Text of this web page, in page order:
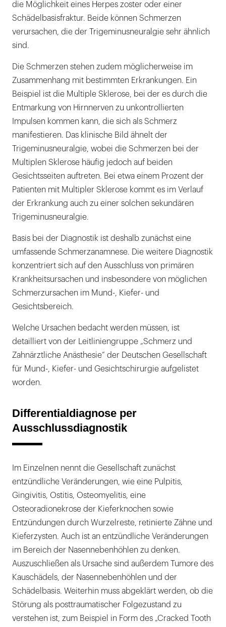
die Möglichkeit eines Herpes zoster oder einer
Schädelbasisfraktur. Beide können Schmerzen
verursachen, die der Trigeminusneuralgie sehr ähnlich
sind.
Die Schmerzen stehen zudem möglicherweise im
Zusammenhang mit bestimmten Erkrankungen. Ein
Beispiel ist die Multiple Sklerose, bei der es durch die
Entmarkung von Hirnnerven zu unkontrollierten
Impulsen kommen kann, die sich als Schmerz
manifestieren. Das klinische Bild ähnelt der
Trigeminusneuralgie, wobei die Schmerzen bei der
Multiplen Sklerose häufig jedoch auf beiden
Gesichtsseiten auftreten. Bei etwa einem Prozent der
Patienten mit Multipler Sklerose kommt es im Verlauf
der Erkrankung auch zu einer solchen sekundären
Trigeminusneuralgie.
Basis bei der Diagnostik ist deshalb zunächst eine
umfassende Schmerzanamnese. Die weitere Diagnostik
konzentriert sich auf den Ausschluss von primären
Krankheitsursachen und insbesondere von möglichen
Schmerzursachen im Mund-, Kiefer- und
Gesichtsbereich.
Welche Ursachen bedacht werden müssen, ist
detailliert von der Leitliniengruppe „Schmerz und
Zahnärztliche Anästhesie“ der Deutschen Gesellschaft
für Mund-, Kiefer- und Gesichtschirurgie aufgelistet
worden.
Differentialdiagnose per
Ausschlussdiagnostik
Im Einzelnen nennt die Gesellschaft zunächst
entzündliche Veränderungen, wie eine Pulpitis,
Gingivitis, Ostitis, Osteomyelitis, eine
Osteoradionekrose der Kieferknochen sowie
Entzündungen durch Wurzelreste, retinierte Zähne und
Kieferzysten. Auch ist an entzündliche Veränderungen
im Bereich der Nasennebenhöhlen zu denken.
Auszuschließen als Ursache sind außerdem Tumore des
Kauschädels, der Nasennebenhöhlen und der
Schädelbasis. Weiterhin muss abgeklärt werden, ob die
Störung als posttraumatischer Folgezustand zu
verstehen ist, zum Beispiel in Form des „Cracked Tooth